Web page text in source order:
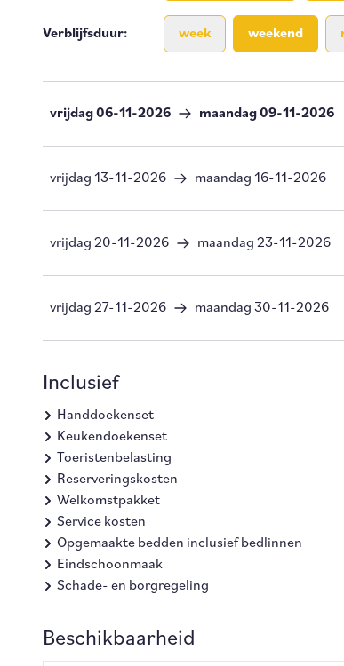
Verblijfsduur: week weekend
vrijdag 06-11-2026 maandag 09-11-2026
vrijdag 13-11-2026 maandag 16-11-2026
vrijdag 20-11-2026 maandag 23-11-2026
vrijdag 27-11-2026 maandag 30-11-2026
Inclusief
Handdoekenset
Keukendoekenset
Toeristenbelasting
Reserveringskosten
Welkomstpakket
Service kosten
Opgemaakte bedden inclusief bedlinnen
Eindschoonmaak
Schade- en borgregeling
Beschikbaarheid